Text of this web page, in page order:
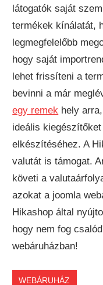
látogatók saját
termékek kínálatát,
legmegfelelőbb
hogy saját
lehet frissíteni a
bevinni a már
egy remek hely
ideális
elkészítéséhez. A
valutát is támogat.
követi a
azokat a joomla
Hikashop által
hogy nem fog
webáruházban!
WEBÁRUHÁZ